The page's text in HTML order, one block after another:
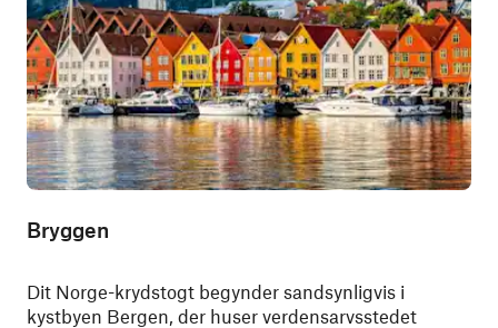
Bryggen
Dit Norge-krydstogt begynder sandsynligvis i
kystbyen Bergen, der huser verdensarvsstedet